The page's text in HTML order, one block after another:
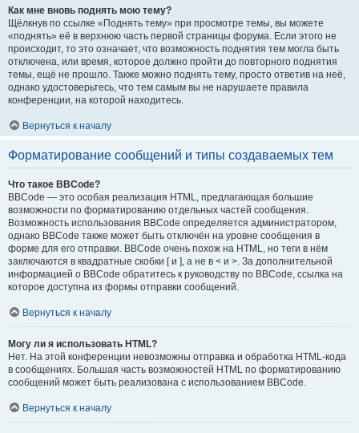
Как мне вновь поднять мою тему?
Щёлкнув по ссылке «Поднять тему» при просмотре темы, вы можете
«поднять» её в верхнюю часть первой страницы форума. Если этого не
происходит, то это означает, что возможность поднятия тем могла быть
отключена, или время, которое должно пройти до повторного поднятия
темы, ещё не прошло. Также можно поднять тему, просто ответив на неё,
однако удостоверьтесь, что тем самым вы не нарушаете правила
конференции, на которой находитесь.
Вернуться к началу
Форматирование сообщений и типы создаваемых тем
Что такое BBCode?
BBCode — это особая реализация HTML, предлагающая большие
возможности по форматированию отдельных частей сообщения.
Возможность использования BBCode определяется администратором,
однако BBCode также может быть отключён на уровне сообщения в
форме для его отправки. BBCode очень похож на HTML, но теги в нём
заключаются в квадратные скобки [ и ], а не в < и >. За дополнительной
информацией о BBCode обратитесь к руководству по BBCode, ссылка на
которое доступна из формы отправки сообщений.
Вернуться к началу
Могу ли я использовать HTML?
Нет. На этой конференции невозможны отправка и обработка HTML-кода
в сообщениях. Большая часть возможностей HTML по форматированию
сообщений может быть реализована с использованием BBCode.
Вернуться к началу